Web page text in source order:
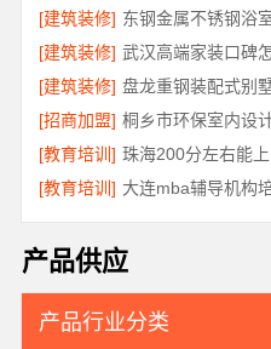
[建筑装修]
[建筑装修]
[建筑装修]
[招商加盟]
[教育培训]
[教育培训]
产品供应
产品行业分类